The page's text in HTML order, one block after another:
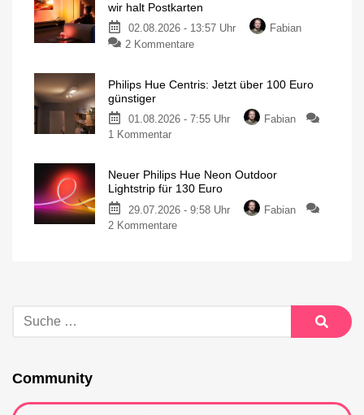
wir halt Postkarten
02.08.2026 - 13:57 Uhr
Fabian
2 Kommentare
Philips Hue Centris: Jetzt über 100 Euro
günstiger
01.08.2026 - 7:55 Uhr
Fabian
1 Kommentar
Neuer Philips Hue Neon Outdoor
Lightstrip für 130 Euro
29.07.2026 - 9:58 Uhr
Fabian
2 Kommentare
Community